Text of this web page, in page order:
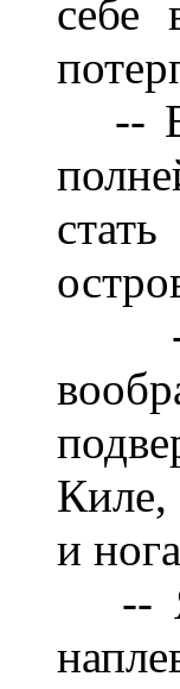
себе
-- В
--
Киле,
и
-- Я